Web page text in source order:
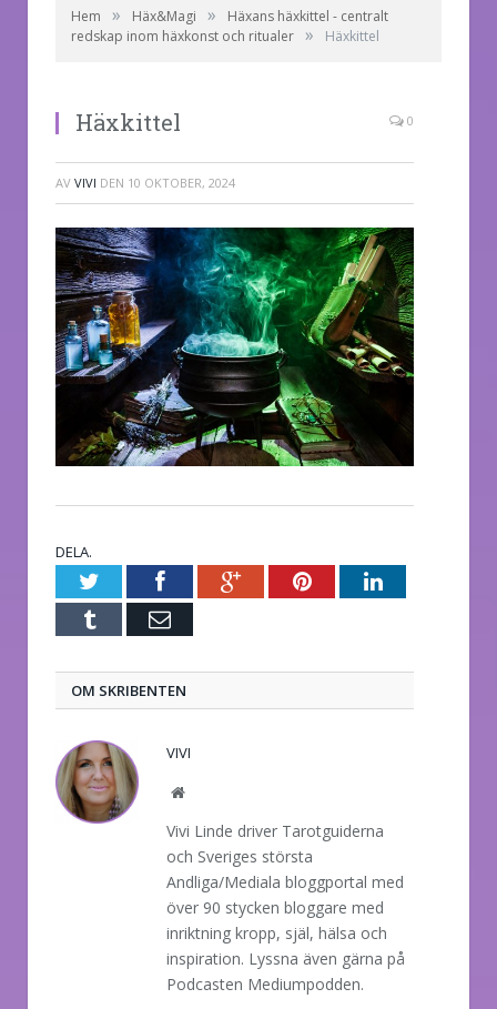
Hem » Häx&Magi »
Häxans häxkittel - centralt
redskap inom häxkonst och ritualer » Häxkittel
Häxkittel 0
AV VIVI DEN 10 OKTOBER, 2024
DELA.
TwitterFacebookGoogle+PinterestLinkedIn
Tumblr E-
OM SKRIBENTEN
VIVI
Website
Vivi Linde driver Tarotguiderna
och Sveriges största
Andliga/Mediala bloggportal med
över 90 stycken bloggare med
inriktning kropp, själ, hälsa och
inspiration. Lyssna även gärna på
Podcasten Mediumpodden.